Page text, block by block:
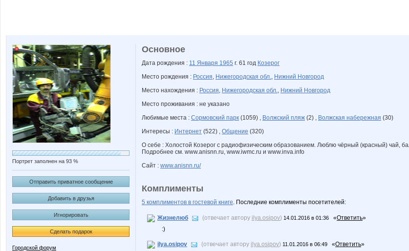
Портрет заполнен на 93 %
Отправить приватное сообщение
Добавить в друзья
Игнорировать
Сделать подарок
Городской форум
Основное
Дата рождения : 11 Января 1965 г. 61 год Козерог
Место рождения : Россия, Нижегородская обл., Нижний Новгород
Место нахождения : Россия, Нижегородская обл., Нижний Новгород
Место проживания : не указано
Любимые места : Сормовский парк (1059) , Волжский пляж (2) , Волжская набережная (30)
Интересы : Интернет (522) , Общение (320)
О себе : Холостой Козерог с радиофизическим образованием. Люблю чёрный (красный) чай,
Подробнее см. www.anisnn.ru, www.iwmc.ru и www.inva.info
Сайт : www.anisnn.ru/
Комплименты
5 комплиментов в гостевой книге. Последние комплименты посетителей:
Жизнелюб (отвечает автору ilya.osipov) 14.01.2016 в 01:36 «Ответить»
:)
ilya.osipov (отвечает автору ilya.osipov) 11.01.2016 в 06:49 «Ответить»